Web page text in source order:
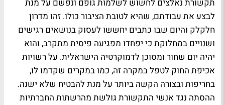
תקשורת נאלצים לחשוש לשלמות גופם ונפשם על מנת
לבצע את עבודתם, שהיא לטובת הציבור כולו. זהו מדרון
חלקלק והיום שבו כתבים יחששו לעסוק בנושאים רגישים
ושנויים במחלוקת כי יפחדו מפגיעה פיסית מתקרב, והוא
יהיה יום שחור ומסוכן לדמוקרטיה הישראלית. על רשויות
אכיפת החוק לטפל במקרה זה, כמו במקרים שקדמו לו,
בחריפות ובצורה הקשה ביותר על מנת להבטיח שלא ישנה.
ההסתה נגד אנשי התקשורת גולשת מהרשתות החברתיות